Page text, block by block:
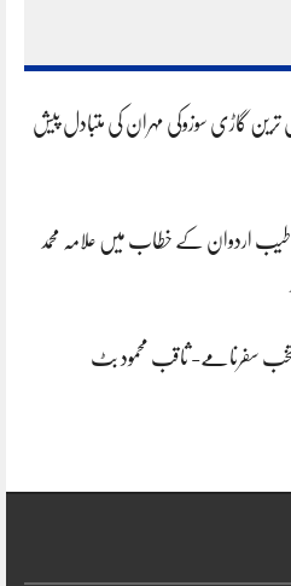
ترین گاڑی سوزوکی مہران کی متبادل پیش
اردوان کے خطاب میں علامہ محمد
سفرنامے- ثاقب محمود بٹ